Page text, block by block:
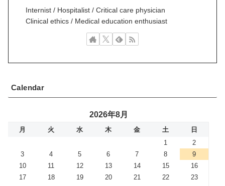
Internist / Hospitalist / Critical care physician
Clinical ethics / Medical education enthusiast
Calendar
2026年8月
月 火 水 木 金 土
日
1
2
3
4 5 6 7 8
9
10
11 12 13 14 15
16
17
18 19 20 21 22
23